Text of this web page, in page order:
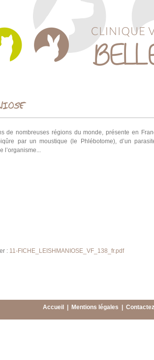
de nombreuses régions du monde, présente en
par un moustique (le Phlébotome), d’un
l’organisme...
: 11-FICHE_LEISHMANIOSE_VF_138_fr.pdf
Accueil Mentions légales